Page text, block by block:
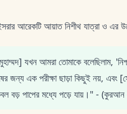
আরেকটি আয়াত নিশীথ যাত্রা ও এর
যখন আমরা তোমাকে বলেছিলাম,
জন্য এক পরীক্ষা ছাড়া কিছুই নয়,
বড় পাপের মধ্যে পড়ে যায়।" -